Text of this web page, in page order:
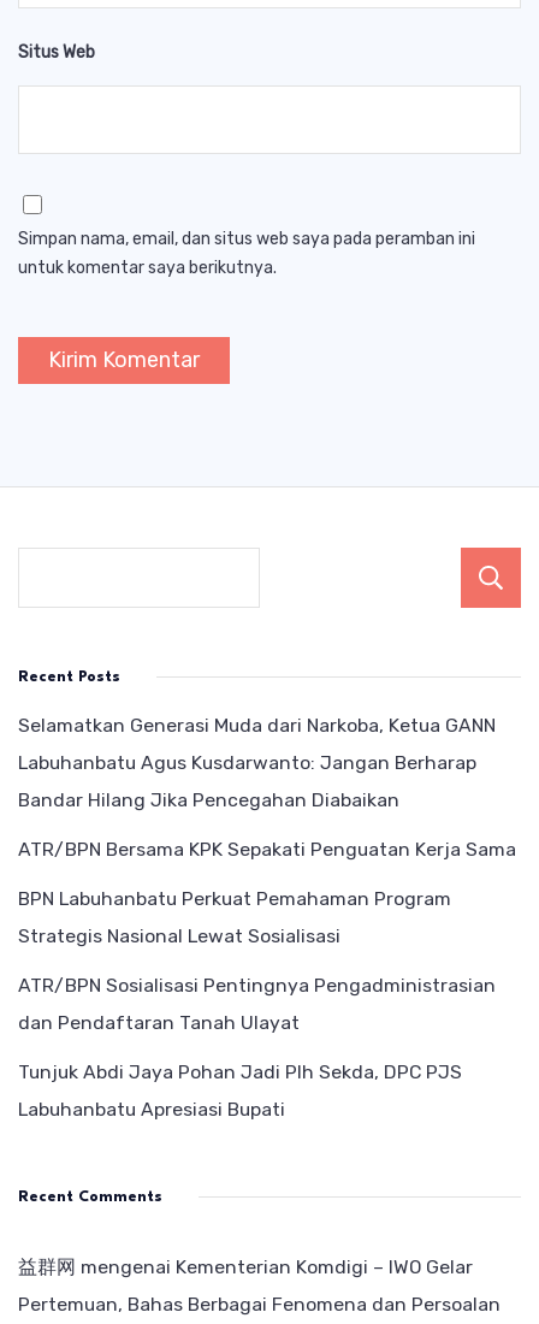
Situs Web
Simpan nama, email, dan situs web saya pada peramban ini
untuk komentar saya berikutnya.
Recent Posts
Selamatkan Generasi Muda dari Narkoba, Ketua GANN
Labuhanbatu Agus Kusdarwanto: Jangan Berharap
Bandar Hilang Jika Pencegahan Diabaikan
ATR/BPN Bersama KPK Sepakati Penguatan Kerja Sama
BPN Labuhanbatu Perkuat Pemahaman Program
Strategis Nasional Lewat Sosialisasi
ATR/BPN Sosialisasi Pentingnya Pengadministrasian
dan Pendaftaran Tanah Ulayat
Tunjuk Abdi Jaya Pohan Jadi Plh Sekda, DPC PJS
Labuhanbatu Apresiasi Bupati
Recent Comments
益群网 mengenai Kementerian Komdigi – IWO Gelar
Pertemuan, Bahas Berbagai Fenomena dan Persoalan